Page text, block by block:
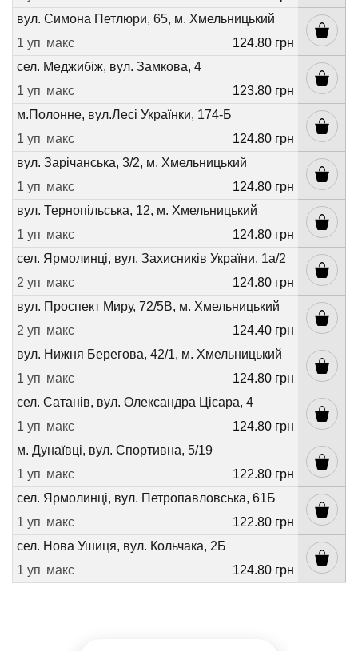
вул. Симона Петлюри, 65, м. Хмельницький
1 уп макс
124.80 грн
сел. Меджибіж, вул. Замкова, 4
1 уп макс
123.80 грн
м.Полонне, вул.Лесі Українки, 174-Б
1 уп макс
124.80 грн
вул. Зарічанська, 3/2, м. Хмельницький
1 уп макс
124.80 грн
вул. Тернопільська, 12, м. Хмельницький
1 уп макс
124.80 грн
сел. Ярмолинці, вул. Захисників України, 1а/2
2 уп макс
124.80 грн
вул. Проспект Миру, 72/5В, м. Хмельницький
2 уп макс
124.40 грн
вул. Нижня Берегова, 42/1, м. Хмельницький
1 уп макс
124.80 грн
сел. Сатанів, вул. Олександра Цісара, 4
1 уп макс
124.80 грн
м. Дунаївці, вул. Спортивна, 5/19
1 уп макс
122.80 грн
сел. Ярмолинці, вул. Петропавловська, 61Б
1 уп макс
122.80 грн
сел. Нова Ушиця, вул. Кольчака, 2Б
1 уп макс 124.80 грн